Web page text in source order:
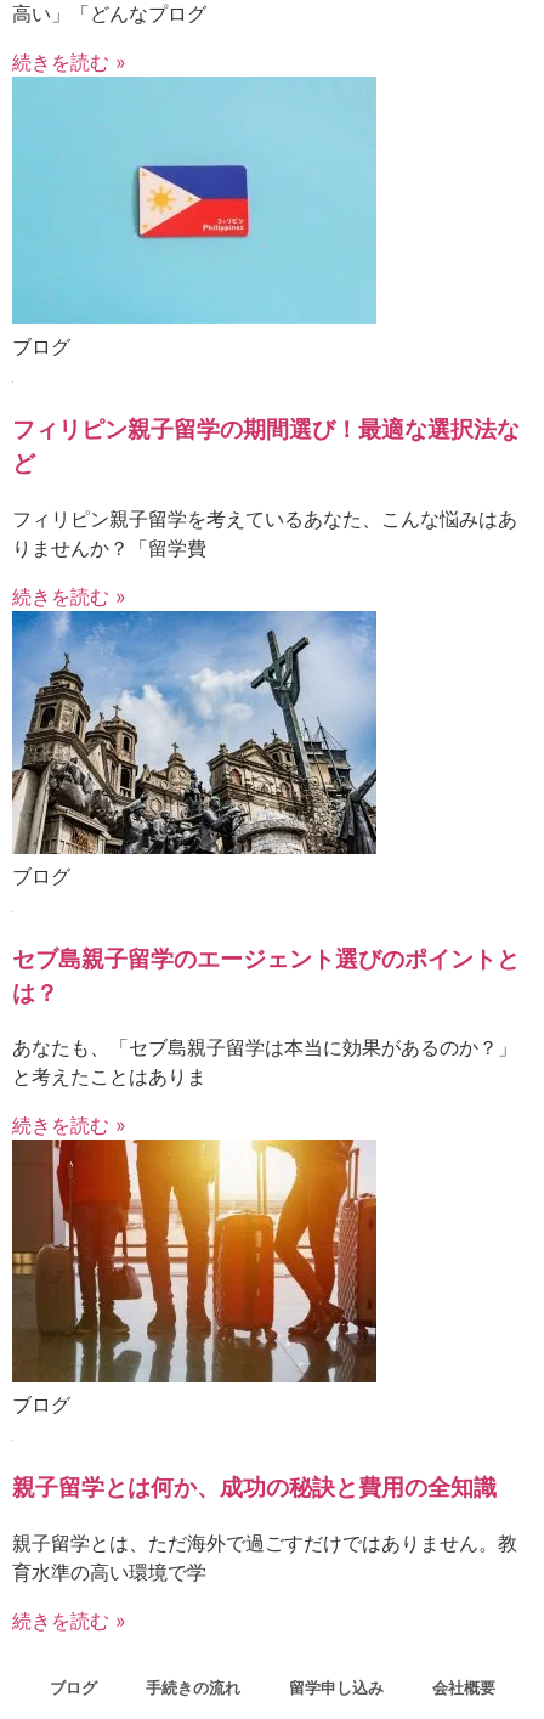
高い」「どんなプログ
続きを読む »
ブログ
フィリピン親子留学の期間選び！最適な選択法な
ど
フィリピン親子留学を考えているあなた、こんな悩みはあ
りませんか？「留学費
続きを読む »
ブログ
セブ島親子留学のエージェント選びのポイントと
は？
あなたも、「セブ島親子留学は本当に効果があるのか？」
と考えたことはありま
続きを読む »
ブログ
親子留学とは何か、成功の秘訣と費用の全知識
親子留学とは、ただ海外で過ごすだけではありません。教
育水準の高い環境で学
続きを読む »
ブログ 手続きの流れ 留学申し込み 会社概要